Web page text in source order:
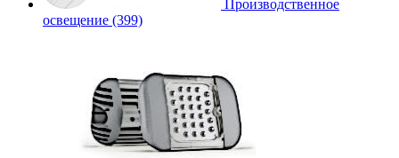
Производственное
освещение (399)